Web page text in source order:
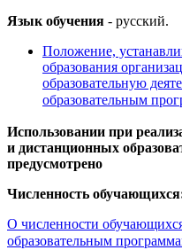
Язык обучения - русский.
Положение,
образования
образовательную
образовательным
Использовании при
и дистанционных
предусмотрено
Численность
О численности
образовательным